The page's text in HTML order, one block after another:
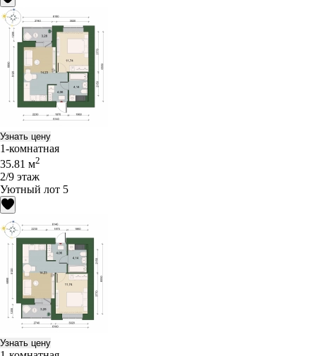
Узнать цену
1-комнатная
35.81 м2
2/9 этаж
Уютный лот 5
Узнать цену